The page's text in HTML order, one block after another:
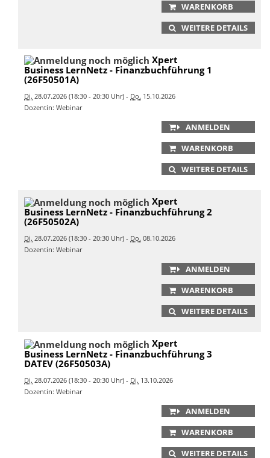
WARENKORB
WEITERE DETAILS
Xpert
Business LernNetz - Finanzbuchführung 1
(26F50501A)
Di. 28.07.2026 (18:30 - 20:30 Uhr) - Do. 15.10.2026
Dozentin: Webinar
ANMELDEN
WARENKORB
WEITERE DETAILS
Xpert
Business LernNetz - Finanzbuchführung 2
(26F50502A)
Di. 28.07.2026 (18:30 - 20:30 Uhr) - Do. 08.10.2026
Dozentin: Webinar
ANMELDEN
WARENKORB
WEITERE DETAILS
Xpert
Business LernNetz - Finanzbuchführung 3
DATEV (26F50503A)
Di. 28.07.2026 (18:30 - 20:30 Uhr) - Di. 13.10.2026
Dozentin: Webinar
ANMELDEN
WARENKORB
WEITERE DETAILS